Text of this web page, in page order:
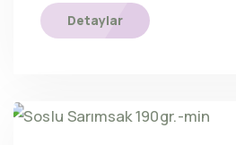
Detaylar